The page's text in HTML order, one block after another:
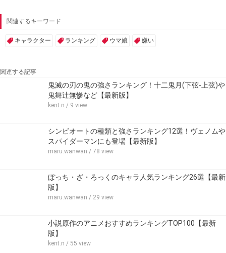
関連するキーワード
キャラクター ランキング ウマ娘 嫌い
関連する記事
鬼滅の刃の鬼の強さランキング！十二鬼月(下弦-上弦)や
鬼舞辻無惨など【最新版】
kent.n / 9 view
シンビオートの種類と強さランキング12選！ヴェノムや
スパイダーマンにも登場【最新版】
maru.wanwan / 78 view
ぼっち・ざ・ろっくのキャラ人気ランキング26選【最新
版】
maru.wanwan / 29 view
小説原作のアニメおすすめランキングTOP100【最新
版】
kent.n / 55 view